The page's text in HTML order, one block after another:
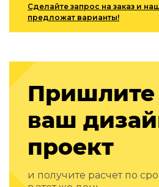
Подбор, производство и
Отделка и ремонт
Акустические панели
Стеновые декоративные панели
для террас
Террасные и фасадные системы
Биоклиматические перголы
Камень
Изделия из натурального
Светящийся камень
Сделайте запрос на заказ и
предложат варианты!
Пришлите
ваш
проект
и получите расчет по